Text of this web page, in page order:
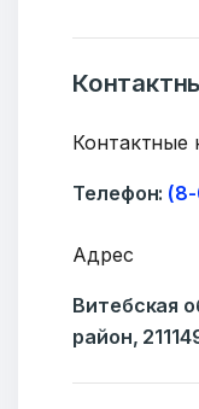
Контактные
Телефон:
Адрес
Витебская
район,